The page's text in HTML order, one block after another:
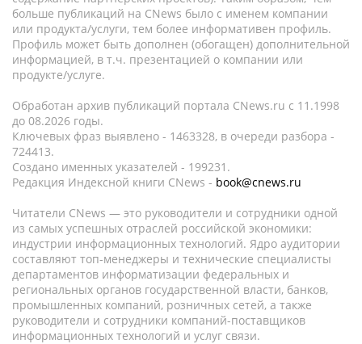
больше публикаций на CNews было с именем компании
или продукта/услуги, тем более информативен профиль.
Профиль может быть дополнен (обогащен) дополнительной
информацией, в т.ч. презентацией о компании или
продукте/услуге.
Обработан архив публикаций портала CNews.ru c 11.1998
до 08.2026 годы.
Ключевых фраз выявлено - 1463328, в очереди разбора -
724413.
Создано именных указателей - 199231.
Редакция Индексной книги CNews - book@cnews.ru
Читатели CNews — это руководители и сотрудники одной
из самых успешных отраслей российской экономики:
индустрии информационных технологий. Ядро аудитории
составляют топ-менеджеры и технические специалисты
департаментов информатизации федеральных и
региональных органов государственной власти, банков,
промышленных компаний, розничных сетей, а также
руководители и сотрудники компаний-поставщиков
информационных технологий и услуг связи.